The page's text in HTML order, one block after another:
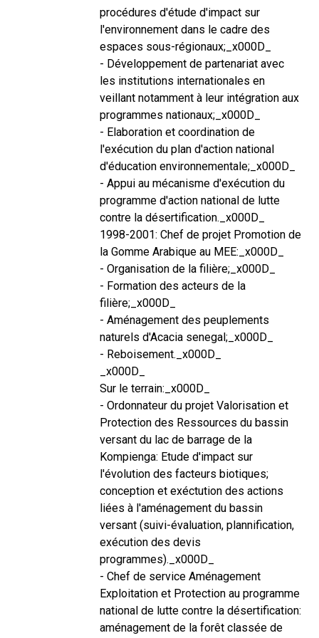
procédures d'étude d'impact sur
l'environnement dans le cadre des
espaces sous-régionaux;_x000D_
- Développement de partenariat avec
les institutions internationales en
veillant notamment à leur intégration aux
programmes nationaux;_x000D_
- Elaboration et coordination de
l'exécution du plan d'action national
d'éducation environnementale;_x000D_
- Appui au mécanisme d'exécution du
programme d'action national de lutte
contre la désertification._x000D_
1998-2001: Chef de projet Promotion de
la Gomme Arabique au MEE:_x000D_
- Organisation de la filière;_x000D_
- Formation des acteurs de la
filière;_x000D_
- Aménagement des peuplements
naturels d'Acacia senegal;_x000D_
- Reboisement._x000D_
_x000D_
Sur le terrain:_x000D_
- Ordonnateur du projet Valorisation et
Protection des Ressources du bassin
versant du lac de barrage de la
Kompienga: Etude d'impact sur
l'évolution des facteurs biotiques;
conception et exéctution des actions
liées à l'aménagement du bassin
versant (suivi-évaluation, plannification,
exécution des devis
programmes)._x000D_
- Chef de service Aménagement
Exploitation et Protection au programme
national de lutte contre la désertification:
aménagement de la forêt classée de